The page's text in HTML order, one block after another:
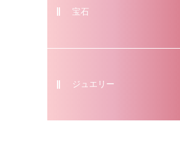
宝石
ジュエリー